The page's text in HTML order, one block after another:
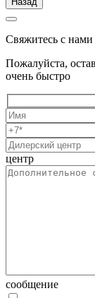
Свяжитесь с нами
Пожалуйста,
очень быстро
центр
сообщение